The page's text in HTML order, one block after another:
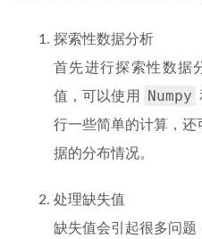
探索性数据分析
首先进行探索性数据
值，可以使用
Numpy
行一些简单的计算，还
据的分布情况。
处理缺失值
缺失值会引起很多问